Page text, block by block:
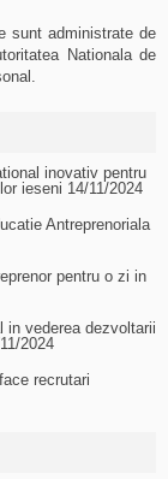
sunt administrate de
Nationala de
inovativ pentru
ieseni 14/11/2024
Antreprenoriala
pentru o zi in
in vederea dezvoltarii
2024
recrutari